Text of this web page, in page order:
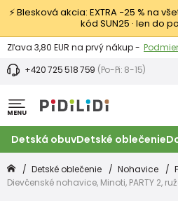
⚡ Blesková akcia: EXTRA −25 % na
kód SUN25 · len do
Výmena a vrátenie tovaru - Zobraziť
Zľava 3,80 EUR na prvý nákup -
+420 725 518 759 (Po-Pi: 8-15)
MENU
Detská obuvDetské oblečenie
Detské oblečenie Nohavice
Dievčenské nohavice, Minoti, PARTY 2,